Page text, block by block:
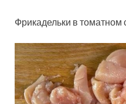
Фрикадельки в томатном